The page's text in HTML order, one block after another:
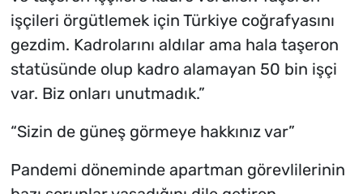
işçileri örgütlemek için Türkiye coğrafyasını
gezdim. Kadrolarını aldılar ama hala taşeron
statüsünde olup kadro alamayan 50 bin işçi
var. Biz onları unutmadık.”
“Sizin de güneş görmeye hakkınız var”
Pandemi döneminde apartman görevlilerinin